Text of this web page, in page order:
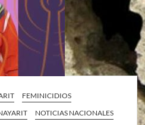
FEMINICIDIOS
NOTICIAS NACIONALES